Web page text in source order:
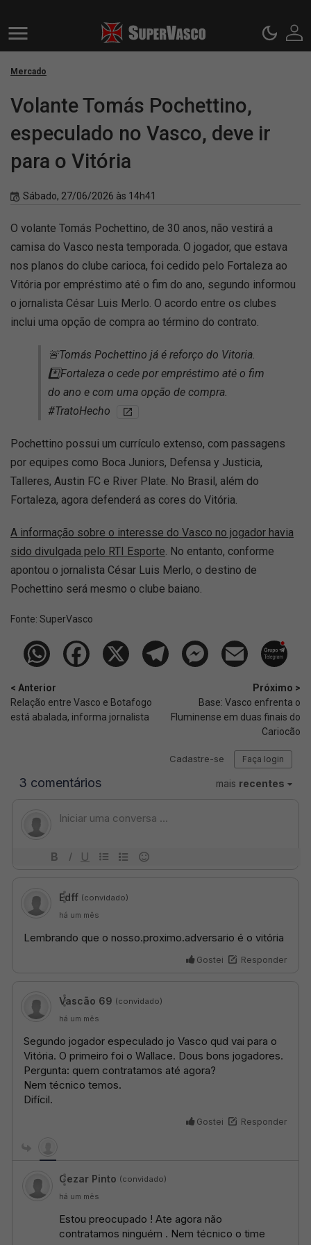
Mercado
Volante Tomás Pochettino,
especulado no Vasco, deve ir
para o Vitória
Sábado, 27/06/2026 às 14h41
O volante Tomás Pochettino, de 30 anos, não vestirá a
camisa do Vasco nesta temporada. O jogador, que estava
nos planos do clube carioca, foi cedido pelo Fortaleza ao
Vitória por empréstimo até o fim do ano, segundo informou
o jornalista César Luis Merlo. O acordo entre os clubes
inclui uma opção de compra ao término do contrato.
🚨Tomás Pochettino já é reforço do Vitoria.
*️⃣Fortaleza o cede por empréstimo até o fim
do ano e com uma opção de compra.
#TratoHecho
Pochettino possui um currículo extenso, com passagens
por equipes como Boca Juniors, Defensa y Justicia,
Talleres, Austin FC e River Plate. No Brasil, além do
Fortaleza, agora defenderá as cores do Vitória.
A informação sobre o interesse do Vasco no jogador havia
sido divulgada pelo RTI Esporte. No entanto, conforme
apontou o jornalista César Luis Merlo, o destino de
Pochettino será mesmo o clube baiano.
Fonte: SuperVasco‎‎‎‎‎‎
< Anterior
Relação entre Vasco e Botafogo
está abalada, informa jornalista
Próximo >
Base: Vasco enfrenta o
Fluminense em duas finais do
Cariocão